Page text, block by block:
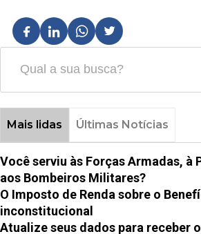
Mais lidas Últimas Notícias
Você serviu às Forças Armadas, à
aos Bombeiros Militares?
O Imposto de Renda sobre o
inconstitucional
Atualize seus dados para receber